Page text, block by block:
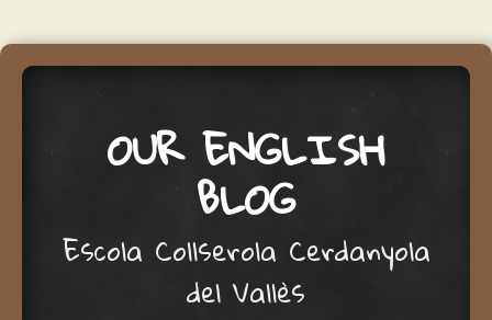
OUR ENGLISH
BLOG
Escola Collserola Cerdanyola
del Vallès